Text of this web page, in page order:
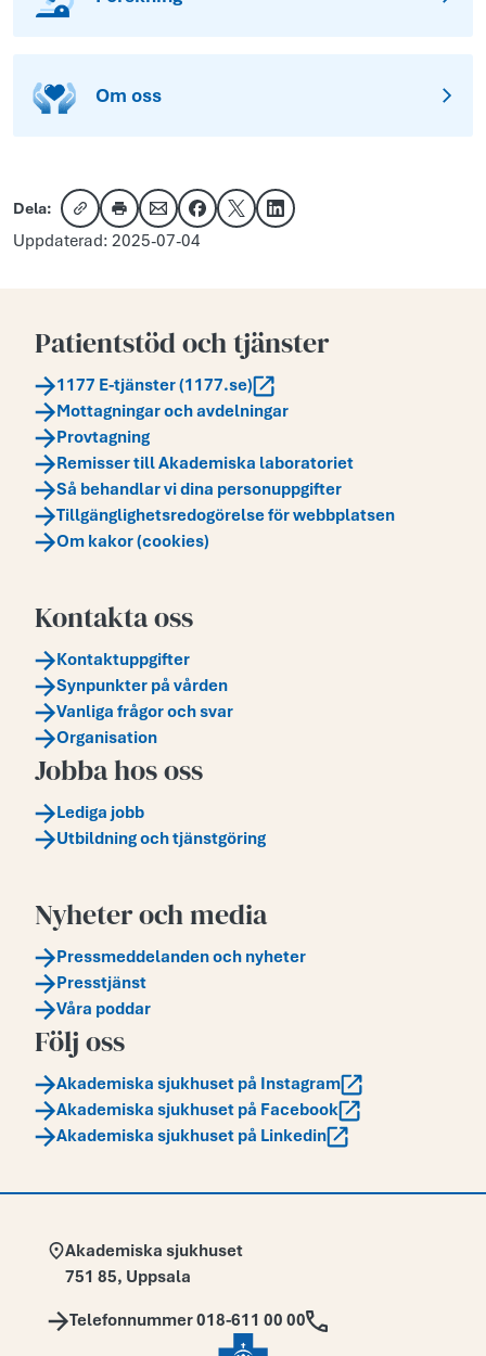
Om oss
Dela:
Kopiera länk
Skriv utDela via e-post
Dela på Facebook
Dela på XDela på LinkedIn
Uppdaterad: 2025-07-04
Patientstöd och tjänster
1177 E-tjänster (1177.se)
Mottagningar och avdelningar
Provtagning
Remisser till Akademiska laboratoriet
Så behandlar vi dina personuppgifter
Tillgänglighetsredogörelse för webbplatsen
Om kakor (cookies)
Kontakta oss
Kontaktuppgifter
Synpunkter på vården
Vanliga frågor och svar
Organisation
Jobba hos oss
Lediga jobb
Utbildning och tjänstgöring
Nyheter och media
Pressmeddelanden och nyheter
Presstjänst
Våra poddar
Följ oss
Akademiska sjukhuset på Instagram
Akademiska sjukhuset på Facebook
Akademiska sjukhuset på Linkedin
Adress:
Akademiska sjukhuset
751 85, Uppsala
Telefon:
Telefonnummer 018-611 00 00